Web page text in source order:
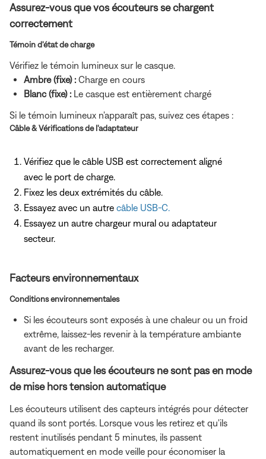
Assurez-vous que vos écouteurs se chargent
correctement
Témoin d'état de charge
Vérifiez le témoin lumineux sur le casque.
Ambre (fixe) : Charge en cours
Blanc (fixe) : Le casque est entièrement chargé
Si le témoin lumineux n'apparaît pas, suivez ces étapes :
Câble & Vérifications de l'adaptateur
Vérifiez que le câble USB est correctement aligné
avec le port de charge.
Fixez les deux extrémités du câble.
Essayez avec un autre câble USB‑C.
Essayez un autre chargeur mural ou adaptateur
secteur.
Facteurs environnementaux
Conditions environnementales
Si les écouteurs sont exposés à une chaleur ou un froid
extrême, laissez-les revenir à la température ambiante
avant de les recharger.
Assurez-vous que les écouteurs ne sont pas en mode
de mise hors tension automatique
Les écouteurs utilisent des capteurs intégrés pour détecter
quand ils sont portés. Lorsque vous les retirez et qu'ils
restent inutilisés pendant 5 minutes, ils passent
automatiquement en mode veille pour économiser la